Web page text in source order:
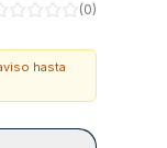
(0)
hasta